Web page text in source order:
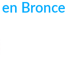
Bronce